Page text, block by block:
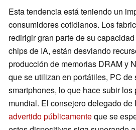
Esta tendencia está teniendo un
consumidores cotidianos. Los
redirigir gran parte de su
chips de IA, están desviando
producción de memorias DRAM y
que se utilizan en portátiles, PC de
smartphones, lo que hace subir los
mundial. El consejero delegado
advertido públicamenteque se